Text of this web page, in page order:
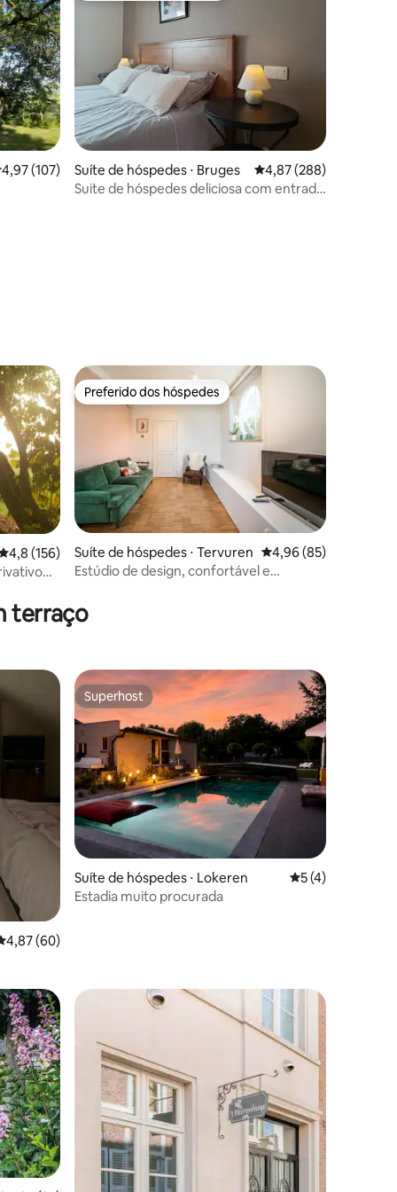
de uma avaliação média de 5, 107 avaliações
4,97 (107)
Suíte de hóspedes ⋅ Bruges 4,87 de uma avaliação
4,87 (288)
Suite de hóspedes deliciosa com entrada
de uma avaliação média de 5, 156 avaliações
4,8 (156)
Preferido dos hóspedes
Preferido dos hóspedes
Suíte de hóspedes ⋅ Tervuren 4,96 de uma
4,96 (85)
Estúdio de design, confortável e
terraço
de uma avaliação média de 5, 60 avaliações
4,87 (60)
Superhost
Superhost
Suíte de hóspedes ⋅ Lokeren 5 de uma
5 (4)
Estadia muito procurada